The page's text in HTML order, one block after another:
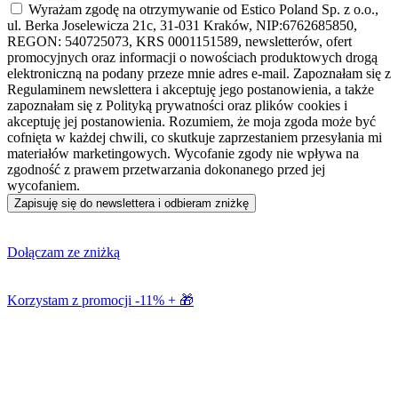
Wyrażam zgodę na otrzymywanie od Estico Poland Sp. z o.o.,
ul. Berka Joselewicza 21c, 31-031 Kraków, NIP:6762685850,
REGON: 540725073, KRS 0001151589, newsletterów, ofert
promocyjnych oraz informacji o nowościach produktowych drogą
elektroniczną na podany przeze mnie adres e-mail. Zapoznałam się z
Regulaminem newslettera i akceptuję jego postanowienia, a także
zapoznałam się z Polityką prywatności oraz plików cookies i
akceptuję jej postanowienia. Rozumiem, że moja zgoda może być
cofnięta w każdej chwili, co skutkuje zaprzestaniem przesyłania mi
materiałów marketingowych. Wycofanie zgody nie wpływa na
zgodność z prawem przetwarzania dokonanego przed jej
wycofaniem.
Zapisuję się do newslettera i odbieram zniżkę
Dołączam ze zniżką
Korzystam z promocji -11% + 🎁